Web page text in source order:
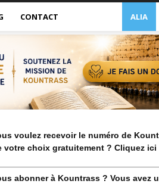
ALIA
CONTACT
voulez recevoir le numéro de
votre choix gratuitement ? Cliquez ici
abonner à Kountrass ? Vous avez